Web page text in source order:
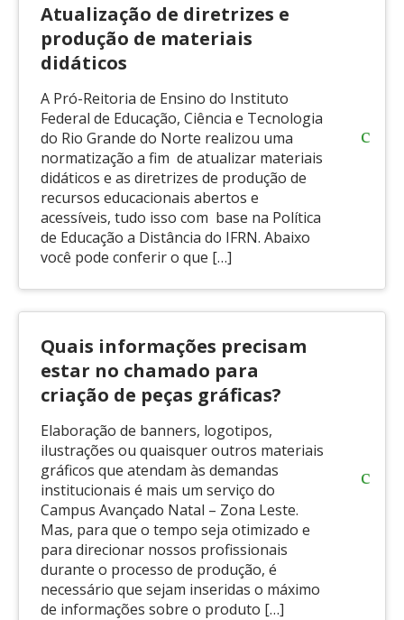
Atualização de diretrizes e
produção de materiais
didáticos
A Pró-Reitoria de Ensino do Instituto
Federal de Educação, Ciência e Tecnologia
do Rio Grande do Norte realizou uma
normatização a fim de atualizar materiais
didáticos e as diretrizes de produção de
recursos educacionais abertos e
acessíveis, tudo isso com base na Política
de Educação a Distância do IFRN. Abaixo
você pode conferir o que […]
Quais informações precisam
estar no chamado para
criação de peças gráficas?
Elaboração de banners, logotipos,
ilustrações ou quaisquer outros materiais
gráficos que atendam às demandas
institucionais é mais um serviço do
Campus Avançado Natal – Zona Leste.
Mas, para que o tempo seja otimizado e
para direcionar nossos profissionais
durante o processo de produção, é
necessário que sejam inseridas o máximo
de informações sobre o produto […]